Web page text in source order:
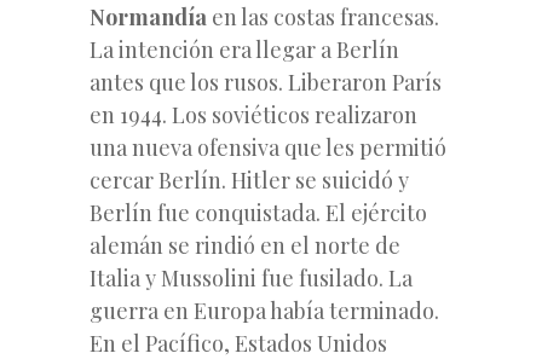
Normandía en las costas francesas.
La intención era llegar a Berlín
antes que los rusos. Liberaron París
en 1944. Los soviéticos realizaron
una nueva ofensiva que les permitió
cercar Berlín. Hitler se suicidó y
Berlín fue conquistada. El ejército
alemán se rindió en el norte de
Italia y Mussolini fue fusilado. La
guerra en Europa había terminado.
En el Pacífico, Estados Unidos